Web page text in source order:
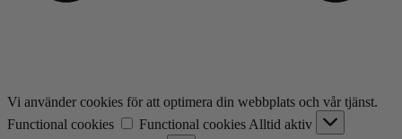
Vi använder cookies för att optimera din webbplats och vår tjänst.
Functional cookies
Functional cookies Alltid aktiv